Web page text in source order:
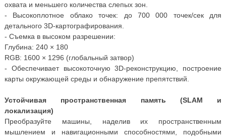
охвата и меньшего количества слепых зон.
- Высокоплотное облако точек: до 700 000 точек/сек для
детального 3D-картографирования.
- Съемка в высоком разрешении:
Глубина: 240 × 180
RGB: 1600 × 1296 (глобальный затвор)
- Обеспечивает высокоточную 3D-реконструкцию, построение
карты окружающей среды и обнаружение препятствий.
Устойчивая пространственная память (SLAM и
локализация)
Преобразуйте машины, наделив их пространственным
мышлением и навигационными способностями, подобными